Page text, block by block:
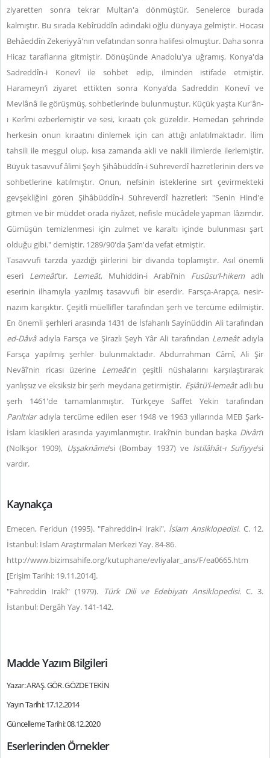
ziyaretten sonra tekrar Multan'a dönmüştür. Senelerce burada
kalmıştır. Bu sırada Kebîrüddîn adındaki oğlu dünyaya gelmiştir. Hocası
Behâeddîn Zekeriyyâ'nın vefatından sonra halifesi olmuştur. Daha sonra
Hicaz taraflarına gitmiştir. Dönüşünde Anadolu'ya uğramış, Konya'da
Sadreddîn-i Konevî ile sohbet edip, ilminden istifade etmiştir.
Harameyn’i ziyaret ettikten sonra Konya’da Sadreddin Konevî ve
Mevlânâ ile görüşmüş, sohbetlerinde bulunmuştur. Küçük yaşta Kur'ân-
ı Kerîmi ezberlemiştir ve sesi, kıraatı çok güzeldir. Hemedan şehrinde
herkesin onun kıraatını dinlemek için can attığı anlatılmaktadır. İlim
tahsili ile meşgul olup, kısa zamanda akli ve nakli ilimlerde ilerlemiştir.
Büyük tasavvuf âlimi Şeyh Şihâbüddîn-i Sühreverdî hazretlerinin ders ve
sohbetlerine katılmıştır. Onun, nefsinin isteklerine sırt çevirmekteki
gevşekliğini gören Şihâbüddîn-i Sühreverdî hazretleri: "Senin Hind'e
gitmen ve bir müddet orada riyâzet, nefisle mücâdele yapman lâzımdır.
Gümüşün temizlenmesi için zulmet ve karaltı içinde bulunması şart
olduğu gibi." demiştir. 1289/90'da Şam'da vefat etmiştir.
Tasavvufi tarzda yazdığı şiirlerini bir divanda toplamıştır. Asıl önemli
eseri Lemeât’tır. Lemeât, Muhiddin-i Arabî’nin Fusûsu’l-hikemadlı
eserinin ilhamıyla yazılmış tasavvufi bir eserdir. Farsça-Arapça, nesir-
nazım karışıktır. Çeşitli müellifler tarafından şerh ve tercüme edilmiştir.
En önemli şerhleri arasında 1431 de İsfahanlı Sayinüddin Ali tarafından
ed-Dâvâadıyla Farsça ve Şirazlı Şeyh Yâr Ali tarafından Lemeâtadıyla
Farsça yapılmış şerhler bulunmaktadır. Abdurrahman Câmî, Ali Şir
Nevâî’nin ricası üzerine Lemeât’ın çeşitli nüshalarını karşılaştırarak
yanlışsız ve eksiksiz bir şerh meydana getirmiştir. Eşiâtü’l-lemeâtadlı bu
şerh 1461'de tamamlanmıştır. Türkçeye Saffet Yekin tarafından
Parıltılaradıyla tercüme edilen eser 1948 ve 1963 yıllarında MEB Şark-
İslam klasikleri arasında yayımlanmıştır. Irakî’nin bundan başka Divân’ı
(Nolkşor 1909), Uşşaknâme’si (Bombay 1937) ve Istilâhât-ı Sufiyye’si
vardır.
Kaynakça
Emecen, Feridun (1995). "Fahreddin-i Iraki", İslam Ansiklopedisi. C. 12.
İstanbul: İslam Araştırmaları Merkezi Yay. 84-86.
http://www.bizimsahife.org/kutuphane/evliyalar_ans/F/ea0665.htm
[Erişim Tarihi: 19.11.2014].
"Fahreddin Irakî" (1979).
Türk Dili ve Edebiyatı Ansiklopedisi.C. 3.
İstanbul: Dergâh Yay. 141-142.
Madde Yazım Bilgileri
Yazar: ARAŞ. GÖR. GÖZDE TEKİN
Yayın Tarihi: 17.12.2014
Güncelleme Tarihi: 08.12.2020
Eserlerinden Örnekler